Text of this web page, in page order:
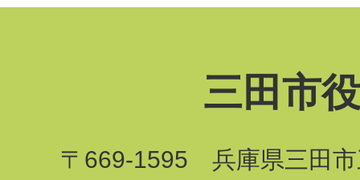
三田市
〒669-1595 兵庫県三田市